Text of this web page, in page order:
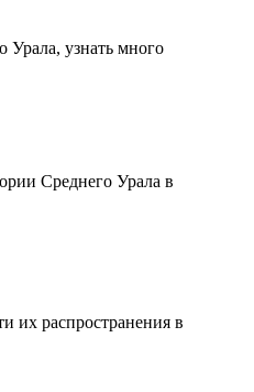
узнать много
Среднего Урала в
их распространения в